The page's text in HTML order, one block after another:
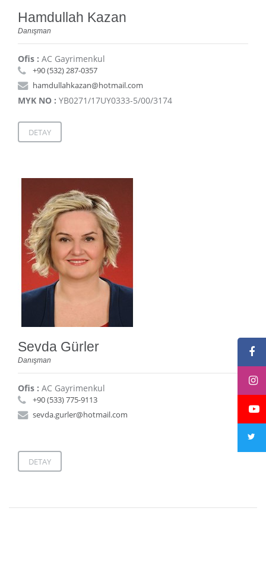
Hamdullah Kazan
Danışman
Ofis : AC Gayrimenkul
+90 (532) 287-0357
hamdullahkazan@hotmail.com
MYK NO : YB0271/17UY0333-5/00/3174
DETAY
Sevda Gürler
Danışman
Ofis : AC Gayrimenkul
+90 (533) 775-9113
sevda.gurler@hotmail.com
DETAY